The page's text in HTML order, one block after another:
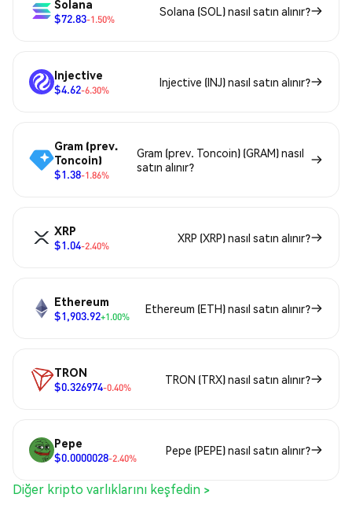
Solana
$72.83-1.50%
Solana (SOL) nasıl satın alınır?
Injective
$4.62-6.30%
Injective (INJ) nasıl satın alınır?
Gram (prev.
Toncoin)
$1.38-1.86%
Gram (prev. Toncoin) (GRAM) nasıl
satın alınır?
XRP
$1.04-2.40%
XRP (XRP) nasıl satın alınır?
Ethereum
$1,903.92+1.00%
Ethereum (ETH) nasıl satın alınır?
TRON
$0.326974-0.40%
TRON (TRX) nasıl satın alınır?
Pepe
$0.0000028-2.40%
Pepe (PEPE) nasıl satın alınır?
Diğer kripto varlıklarını keşfedin >